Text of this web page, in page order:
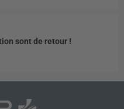
sont de retour !